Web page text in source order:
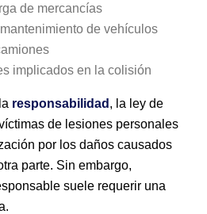
de mercancías
de vehículos
implicados en la colisión
responsabilidad , la ley de
de lesiones personales
por los daños causados
parte. Sin embargo,
suele requerir una